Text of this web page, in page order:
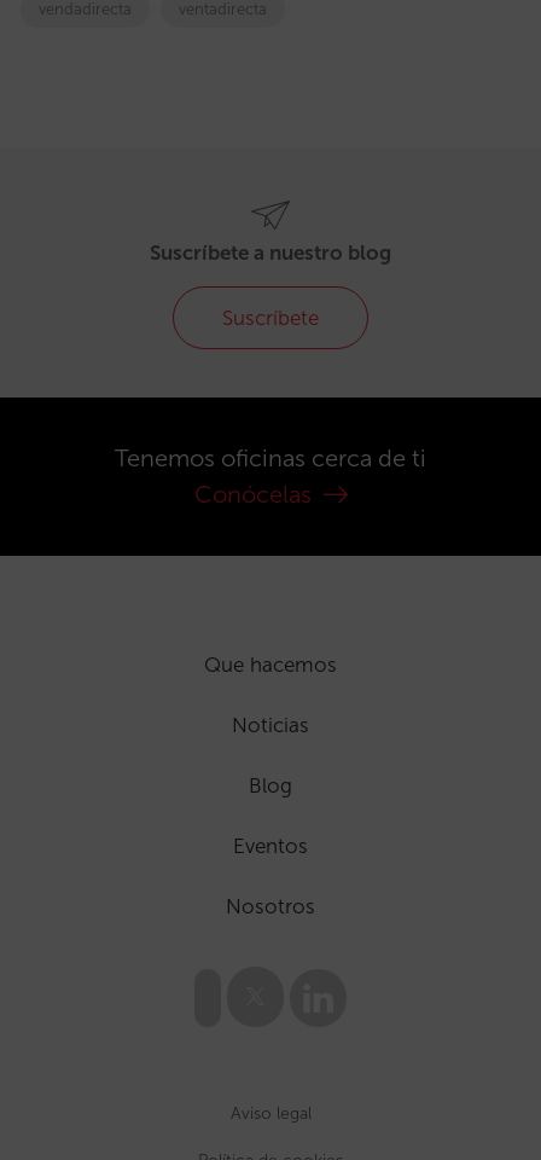
vendadirecta ventadirecta
Suscríbete a nuestro blog
Suscríbete
Tenemos oficinas cerca de ti
Conócelas
Que hacemos
Noticias
Blog
Eventos
Nosotros
Aviso legal